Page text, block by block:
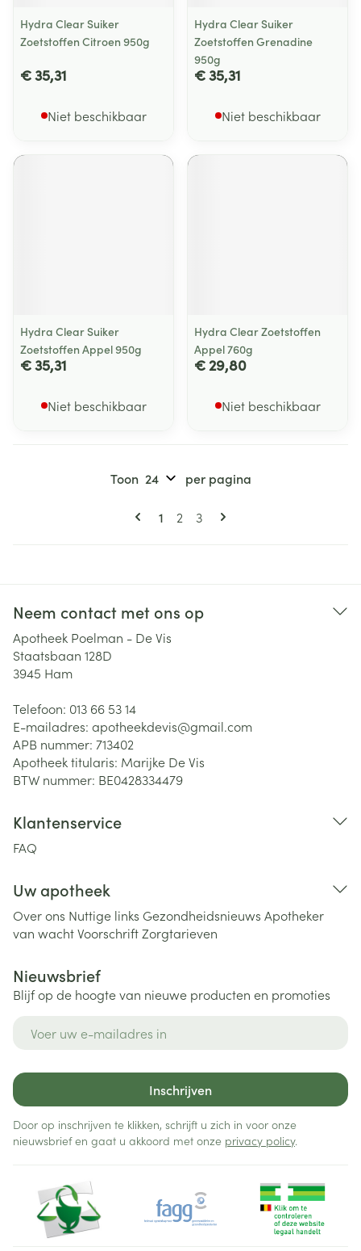
Hydra Clear Suiker
Zoetstoffen Citroen 950g
€ 35,31
Niet beschikbaar
Hydra Clear Suiker
Zoetstoffen Grenadine
950g
€ 35,31
Niet beschikbaar
Hydra Clear Suiker
Zoetstoffen Appel 950g
€ 35,31
Niet beschikbaar
Hydra Clear Zoetstoffen
Appel 760g
€ 29,80
Niet beschikbaar
Pagina's
U lees momenteel pagina
1 Pagina
2 Pagina
3
Toon per pagina
Neem contact met ons op
Apotheek Poelman - De Vis
Staatsbaan 128D
3945 Ham
Telefoon: 013 66 53 14
E-mailadres: apotheekdevis@gmail.com
APB nummer: 713402
Apotheek titularis: Marijke De Vis
BTW nummer: BE0428334479
Klantenservice
FAQ
Uw apotheek
Over ons Nuttige links Gezondheidsnieuws Apotheker
van wachtVoorschriftZorgtarieven
Nieuwsbrief
Blijf op de hoogte van nieuwe producten en promoties
Inschrijven
Door op inschrijven te klikken, schrijft u zich in voor onze
nieuwsbrief en gaat u akkoord met onze privacy policy.